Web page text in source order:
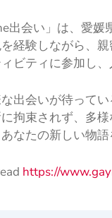
出会い」は、愛
経験しながら、
ビティに参加し
出会いが待って
拘束されず、多
なたの新しい物
https://